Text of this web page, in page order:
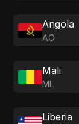
Angola
AO
Mali
ML
Liberia